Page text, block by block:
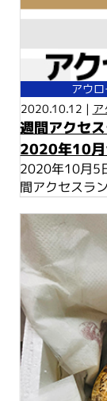
アウ
2020.10.12 | ア
週間アクセ
2020年10
2020年10月5
間アクセスラ